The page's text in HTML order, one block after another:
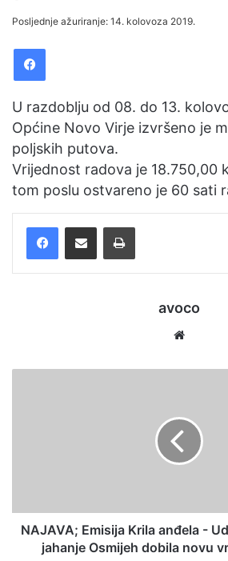
an
Posljednje ažuriranje: 14. kolovoza 2019.
Facebook
U razdoblju od 08. do 13.
Općine Novo Virje izvršeno je
poljskih putova.
Vrijednost radova je 18.750,00
tom poslu ostvareno je 60 sati
FacebookPodijelite putem e-pošte Ispis
avoco
NAJAVA; Emisija Krila anđela -
jahanje Osmijeh dobila novu